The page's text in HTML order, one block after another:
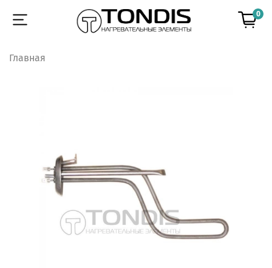
0
Главная